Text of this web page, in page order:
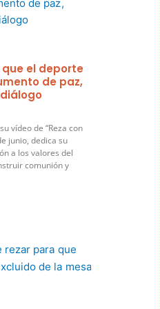
que el deporte
de paz,
vídeo de “Reza con
junio, dedica su
a los valores del
comunión y